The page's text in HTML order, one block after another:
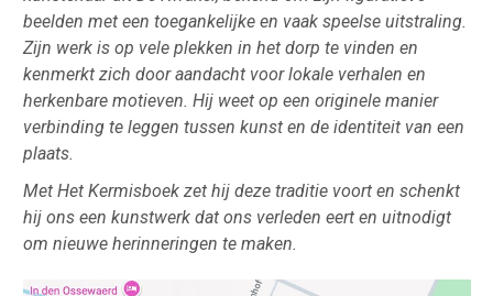
beelden met een toegankelijke en vaak speelse uitstraling.
Zijn werk is op vele plekken in het dorp te vinden en
kenmerkt zich door aandacht voor lokale verhalen en
herkenbare motieven. Hij weet op een originele manier
verbinding te leggen tussen kunst en de identiteit van een
plaats.
Met Het Kermisboek zet hij deze traditie voort en schenkt
hij ons een kunstwerk dat ons verleden eert en uitnodigt
om nieuwe herinneringen te maken.